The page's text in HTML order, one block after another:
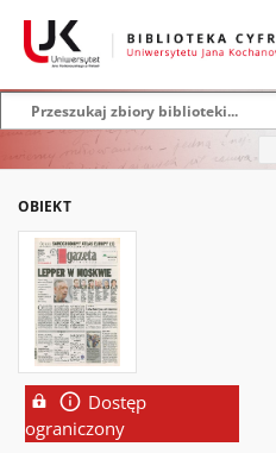
OBIEKT
Dostęp
ograniczony